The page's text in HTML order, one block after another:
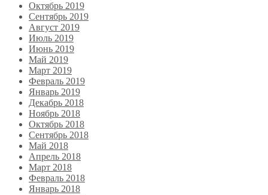
Октябрь 2019
Сентябрь 2019
Август 2019
Июль 2019
Июнь 2019
Май 2019
Март 2019
Февраль 2019
Январь 2019
Декабрь 2018
Ноябрь 2018
Октябрь 2018
Сентябрь 2018
Май 2018
Апрель 2018
Март 2018
Февраль 2018
Январь 2018